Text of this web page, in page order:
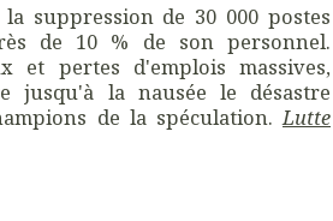
suppression de 30 000 postes
de 10 % de son personnel.
et pertes d'emplois massives,
jusqu'à la nausée le désastre
de la spéculation.Lutte